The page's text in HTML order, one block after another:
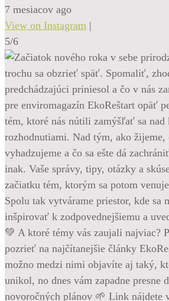
7 mesiacov ago
View on Instagram |
5/6